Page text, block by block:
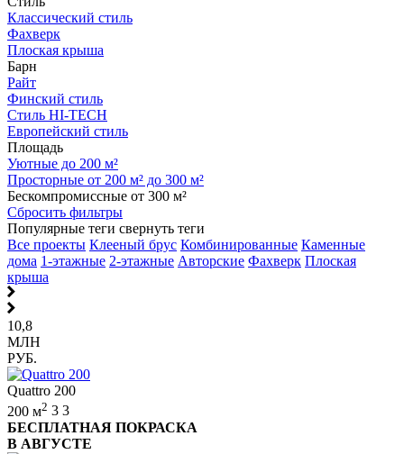
Классический стиль
Фахверк
Плоская крыша
Барн
Райт
Финский стиль
Стиль HI-TECH
Европейский стиль
Площадь
Уютные до 200 м²
Просторные от 200 м² до 300 м²
Бескомпромиссные от 300 м²
Сбросить фильтры
Популярные теги свернуть теги
Все проекты Клееный брус Комбинированные Каменные
дома 1-этажные 2-этажные Авторские Фахверк Плоская
крыша
10,8
МЛН
РУБ.
Quattro 200
200 м2 3 3
БЕСПЛАТНАЯ ПОКРАСКА
В АВГУСТЕ